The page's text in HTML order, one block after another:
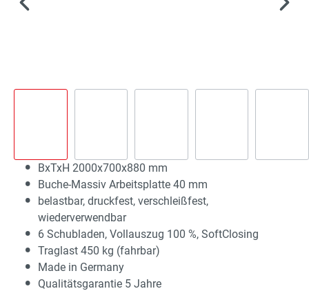
BxTxH 2000x700x880 mm
Buche-Massiv Arbeitsplatte 40 mm
belastbar, druckfest, verschleißfest,
wiederverwendbar
6 Schubladen, Vollauszug 100 %, SoftClosing
Traglast 450 kg (fahrbar)
Made in Germany
Qualitätsgarantie 5 Jahre